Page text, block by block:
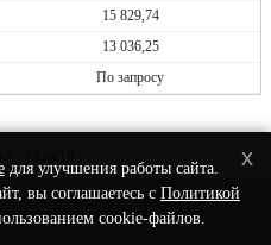
для улучшения работы сайта.
вы соглашаетесь с Политикой
cookie-файлов.
x
15 829,74
13 036,25
По запросу
оборудования - Nets-Shop.ru.